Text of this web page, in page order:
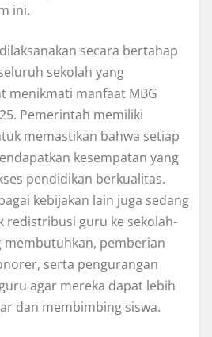
ini.
secara bertahap
sekolah yang
menikmati manfaat MBG
Pemerintah memiliki
memastikan bahwa setiap
kesempatan yang
pendidikan berkualitas.
kebijakan lain juga sedang
redistribusi guru ke sekolah-
membutuhkan, pemberian
serta pengurangan
agar mereka dapat lebih
dan membimbing siswa.